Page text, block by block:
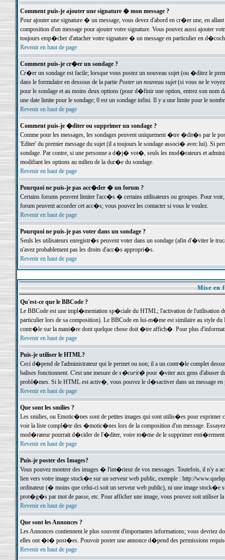
Comment puis-je ajouter une signature � mon message ?
Pour ajouter une signature � un message, vous devez d'abord en cr�er une, en
composition d'un message pour ajouter votre signature. Vous pouvez aussi ajouter
toujours emp�cher d'attacher votre signature � un message en particulier en
Revenir en haut de page
Comment puis-je cr�er un sondage ?
Cr�er un sondage est facile; lorsque vous postez un nouveau sujet (ou �ditez le
dans le formulaire en dessous de la partie Poster un nouveau sujet(si vous ne le voyez
pour le sondage et au moins deux options (pour d�finir une option, entrez son nom
une date limite pour le sondage; 0 est un sondage infini. Il y a une limite pour le
Revenir en haut de page
Comment puis-je �diter ou supprimer un sondage ?
Comme pour les messages, les sondages peuvent uniquement �tre �dit�s par le
'Editer' du premier message du sujet (il a toujours le sondage associ� avec lui). Si
sondage. Par contre, si une personne a d�j� vot�, seuls les mod�rateurs et
modifiant les options au milieu de la dur�e du sondage.
Revenir en haut de page
Pourquoi ne puis-je pas acc�der � un forum ?
Certains forums peuvent limiter l'acc�s � certains utilisateurs ou groupes. Pour
forum peuvent accorder cet acc�s; vous pouvez les contacter si vous le voulez.
Revenir en haut de page
Pourquoi ne puis-je pas voter dans un sondage ?
Seuls les utilisateurs enregistr�s peuvent voter dans un sondage (afin d'�viter le
n'avez probablement pas les droits d'acc�s appropri�s.
Revenir en haut de page
Mise en
Qu'est-ce que le BBCode ?
Le BBCode est une impl�mentation sp�ciale du HTML; l'activation de l'utilisation
particulier lors de sa composition). Le BBCode en lui-m�me est similaire au style
contr�le sur la mani�re dont quelque chose doit �tre affich�. Pour plus
Revenir en haut de page
Puis-je utiliser le HTML?
Ceci d�pend de l'administrateur qui le permet ou non; il a un contr�le complet
balises fonctionnent. C'est une mesure de s�curit�pour �viter aux gens d'abuser
probl�mes. Si le HTML est activ�, vous pouvez le d�sactiver dans un message en
Revenir en haut de page
Que sont les smilies ?
Les smilies, ou Emotic�nes sont de petites images qui sont utilis�es pour exprimer
voir la liste compl�te des �motic�nes lors de la composition d'un message.
mod�rateur pourrait d�cider de l'�diter, voire m�me de le supprimer
Revenir en haut de page
Puis-je poster des Images?
Vous pouvez montrer des images � l'int�rieur de vos messages. Toutefois, il n'y a
lien vers votre image stock�e sur un serveur web public, exemple : http://
ordinateur (� moins que celui-ci soit un serveur web public), ni une image stock�e
prot�g�s par mot de passe, etc. Pour afficher une image, vous pouvez soit
Revenir en haut de page
Que sont les Annonces ?
Les Annonces contiennent le plus souvent d'importantes informations; vous devriez
elles ont �t� post�es. Pouvoir poster une annonce d�pend des permissions
Revenir en haut de page